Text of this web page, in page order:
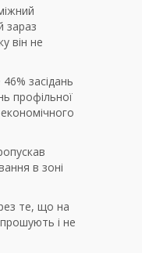
зараз
він не
засідань
профільної
в зоні
те, що на
і не